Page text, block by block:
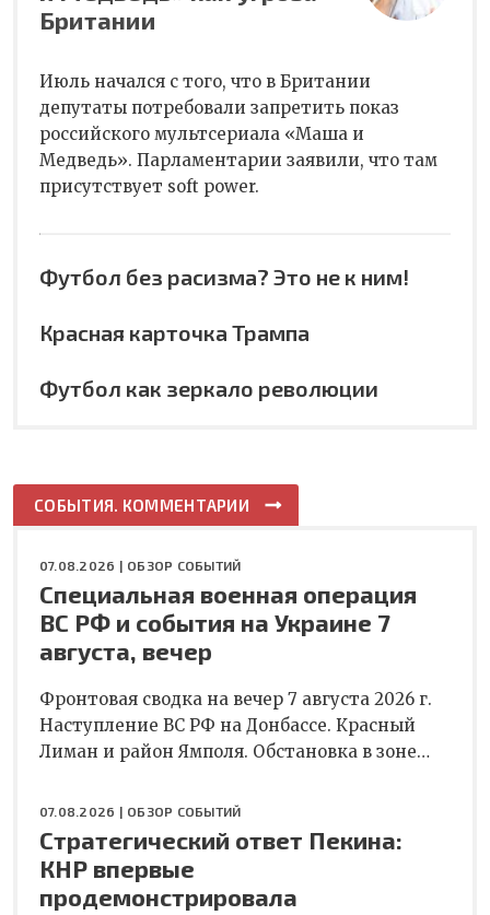
Британии
Июль начался с того, что в Британии
депутаты потребовали запретить показ
российского мультсериала «Маша и
Медведь». Парламентарии заявили, что там
присутствует soft power.
Футбол без расизма? Это не к ним!
Красная карточка Трампа
Футбол как зеркало революции
СОБЫТИЯ. КОММЕНТАРИИ
07.08.2026 | ОБЗОР СОБЫТИЙ
Специальная военная операция
ВС РФ и события на Украине 7
августа, вечер
Фронтовая сводка на вечер 7 августа 2026 г.
Наступление ВС РФ на Донбассе. Красный
Лиман и район Ямполя. Обстановка в зоне…
07.08.2026 | ОБЗОР СОБЫТИЙ
Стратегический ответ Пекина:
КНР впервые
продемонстрировала